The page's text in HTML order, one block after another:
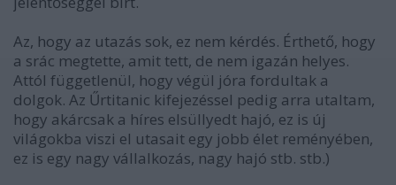
Az, hogy az utazás sok, ez nem kérdés. Érthető, hogy
a srác megtette, amit tett, de nem igazán helyes.
Attól függetlenül, hogy végül jóra fordultak a
dolgok. Az Űrtitanic kifejezéssel pedig arra utaltam,
hogy akárcsak a híres elsüllyedt hajó, ez is új
világokba viszi el utasait egy jobb élet reményében,
ez is egy nagy vállalkozás, nagy hajó stb. stb.)